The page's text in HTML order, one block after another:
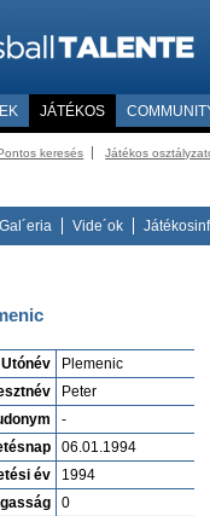
JÁTÉKOS
keresés Játékos
Gal´eria Vide´ok
Utónév
Plemenic
Peter
-
06.01.1994
év
1994
0